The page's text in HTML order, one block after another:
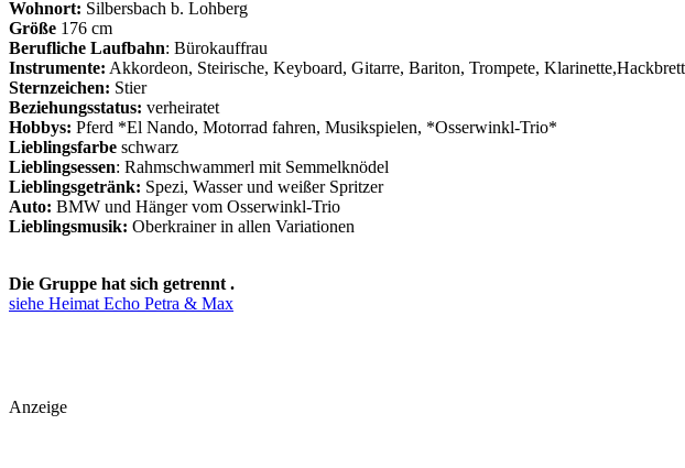
Wohnort: Silbersbach b. Lohberg
Größe 176 cm
Berufliche Laufbahn: Bürokauffrau
Instrumente: Akkordeon, Steirische, Keyboard, Gitarre, Bariton, Trompete,
Sternzeichen: Stier
Beziehungsstatus: verheiratet
Hobbys: Pferd *El Nando, Motorrad fahren, Musikspielen, *Osserwinkl-Trio*
Lieblingsfarbe schwarz
Lieblingsessen: Rahmschwammerl mit Semmelknödel
Lieblingsgetränk: Spezi, Wasser und weißer Spritzer
Auto: BMW und Hänger vom Osserwinkl-Trio
Lieblingsmusik: Oberkrainer in allen Variationen
Die Gruppe hat sich getrennt .
siehe Heimat Echo Petra & Max
Anzeige